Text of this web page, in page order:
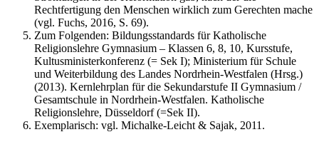
Rechtfertigung den Menschen wirklich zum Gerechten mache
(vgl. Fuchs, 2016, S. 69).
Zum Folgenden: Bildungsstandards für Katholische
Religionslehre Gymnasium – Klassen 6, 8, 10, Kursstufe,
Kultusministerkonferenz (= Sek I); Ministerium für Schule
und Weiterbildung des Landes Nordrhein-Westfalen (Hrsg.)
(2013). Kernlehrplan für die Sekundarstufe II Gymnasium /
Gesamtschule in Nordrhein-Westfalen. Katholische
Religionslehre, Düsseldorf (=Sek II).
Exemplarisch: vgl. Michalke-Leicht & Sajak, 2011.